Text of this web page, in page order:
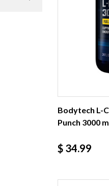
Bodytech L-
Punch 3000
Precio
$ 34.99